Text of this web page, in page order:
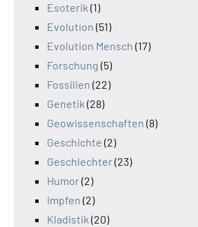
Esoterik (1)
Evolution (51)
Evolution Mensch (17)
Forschung (5)
Fossilien (22)
Genetik (28)
Geowissenschaften (8)
Geschichte (2)
Geschlechter(23)
Humor(2)
Impfen (2)
Kladistik (20)